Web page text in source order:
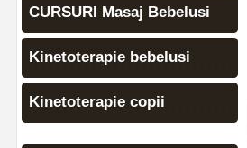
CURSURI Masaj Bebelusi
Kinetoterapie bebelusi
Kinetoterapie copii